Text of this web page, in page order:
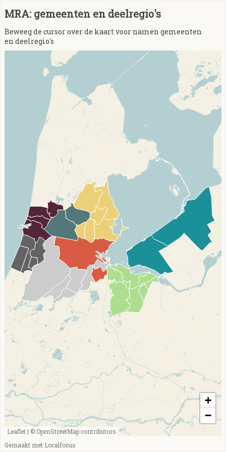
MRA: gemeenten en deelregio's
Beweeg de cursor over de kaart voor namen gemeenten
en deelregio's
Gemaakt met Localfocus
Leaflet | © OpenStreetMap contributors
+
−